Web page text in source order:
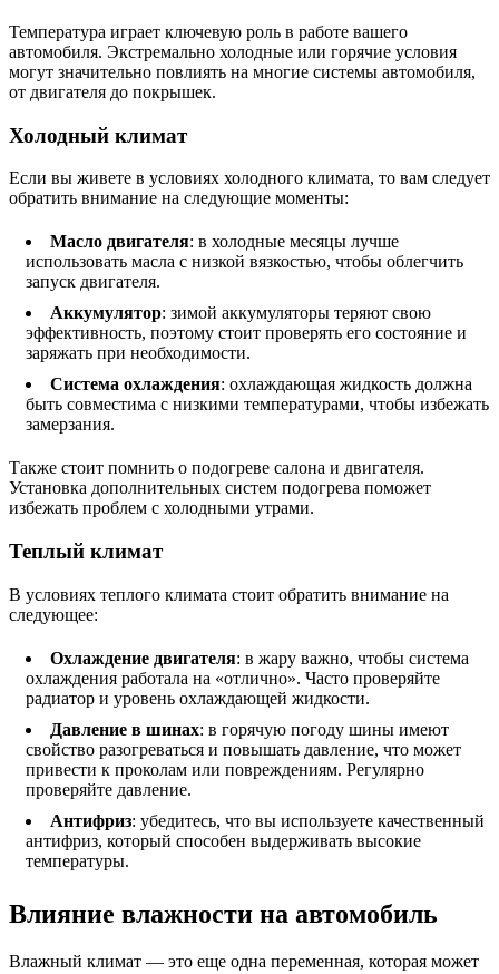
Температура играет ключевую роль в работе вашего
автомобиля. Экстремально холодные или горячие условия
могут значительно повлиять на многие системы автомобиля,
от двигателя до покрышек.
Холодный климат
Если вы живете в условиях холодного климата, то вам следует
обратить внимание на следующие моменты:
Масло двигателя: в холодные месяцы лучше
использовать масла с низкой вязкостью, чтобы облегчить
запуск двигателя.
Аккумулятор: зимой аккумуляторы теряют свою
эффективность, поэтому стоит проверять его состояние и
заряжать при необходимости.
Система охлаждения: охлаждающая жидкость должна
быть совместима с низкими температурами, чтобы избежать
замерзания.
Также стоит помнить о подогреве салона и двигателя.
Установка дополнительных систем подогрева поможет
избежать проблем с холодными утрами.
Теплый климат
В условиях теплого климата стоит обратить внимание на
следующее:
Охлаждение двигателя: в жару важно, чтобы система
охлаждения работала на «отлично». Часто проверяйте
радиатор и уровень охлаждающей жидкости.
Давление в шинах: в горячую погоду шины имеют
свойство разогреваться и повышать давление, что может
привести к проколам или повреждениям. Регулярно
проверяйте давление.
Антифриз: убедитесь, что вы используете качественный
антифриз, который способен выдерживать высокие
температуры.
Влияние влажности на автомобиль
Влажный климат — это еще одна переменная, которая может